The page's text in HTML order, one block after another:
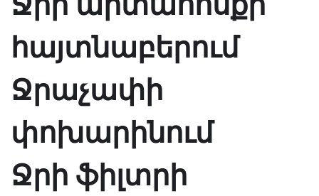
հայտնաբերում
Ջրաչափի
փոխարինում
Ջրի ֆիլտրի